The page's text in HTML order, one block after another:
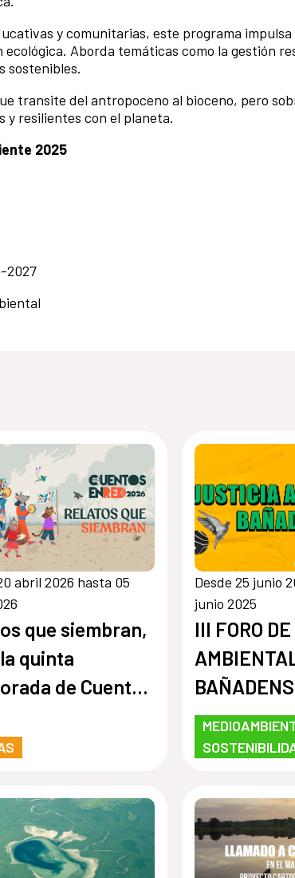
y comunitarias, este programa
Aborda temáticas como la gestión
sostenibles.
transite del antropoceno al bioceno, pero
y resilientes con el planeta.
2025
2027
abril 2026 hasta 05
que siembran,
quinta
de Cuentos
Desde 25 junio
junio 2025
III FORO